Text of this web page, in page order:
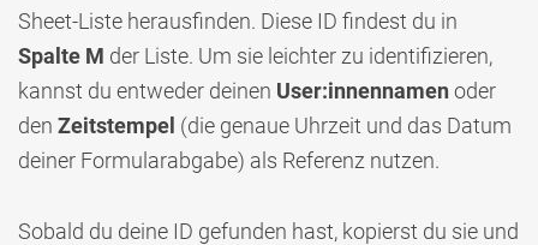
Sheet-Liste herausfinden. Diese ID findest du in
Spalte M der Liste. Um sie leichter zu identifizieren,
kannst du entweder deinen User:innennamen oder
den Zeitstempel (die genaue Uhrzeit und das Datum
deiner Formularabgabe) als Referenz nutzen.
Sobald du deine ID gefunden hast, kopierst du sie und